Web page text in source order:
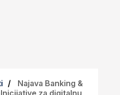
Najava Banking &
za digitalnu